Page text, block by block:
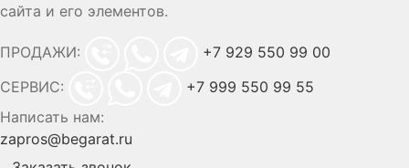
сайта и его элементов.
ПРОДАЖИ:
+7 929 550 99 00
СЕРВИС:
+7 999 550 99 55
Написать нам:
zapros@begarat.ru